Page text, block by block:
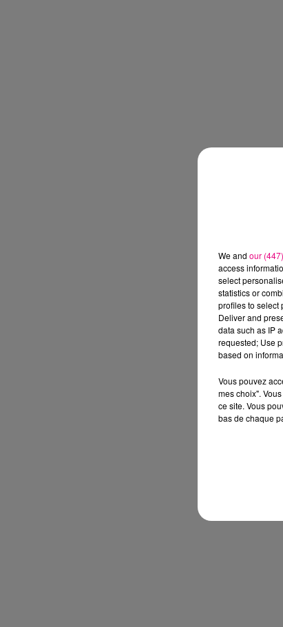
We and our
access
select
statistics or
profiles to select
Deliver and
data such as IP
requested; Use
based on
Vous pouvez
mes choix".
ce site. Vous
bas de chaque